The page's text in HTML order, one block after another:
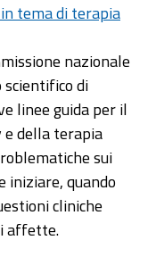
tema di terapia
nazionale
scientifico di
linee guida per il
e della terapia
sui
iniziare, quando
cliniche
affette.